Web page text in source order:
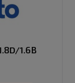
1.6B